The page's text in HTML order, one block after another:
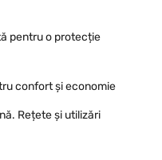
pentru o protecție
confort și economie
Rețete și utilizări